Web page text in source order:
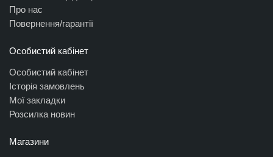
Про нас
Повернення/гарантії
Особистий кабінет
Особистий кабінет
Історія замовлень
Мої закладки
Розсилка новин
Магазини